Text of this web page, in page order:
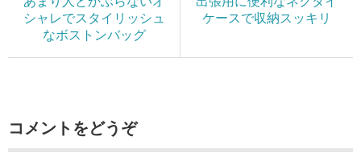
シャレでスタイリッシュ
なボストンバッグ
ケースで収納スッキリ
コメントをどうぞ